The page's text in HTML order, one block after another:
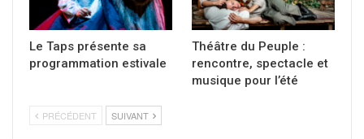
Le Taps présente sa
programmation estivale
Théâtre du Peuple :
rencontre, spectacle et
musique pour l’été
PRÉCÉDENT SUIVANT